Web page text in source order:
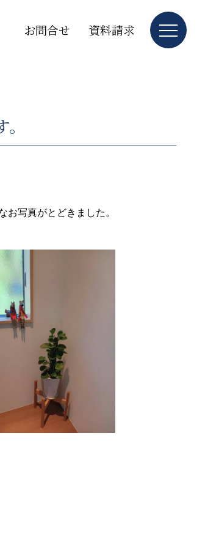
お問合せ 資料請求
お写真がとどきました。